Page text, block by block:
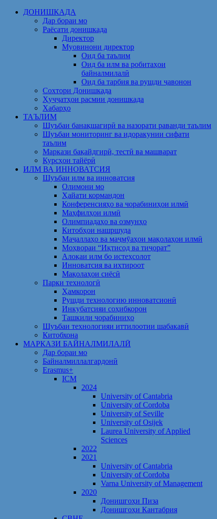
Skip
ДОНИШКАДА
Дар бораи мо
Раёсати донишкада
Директор
Муовинони директор
Оид ба таълим
Оид ба илм ва робитаҳои
байналмилалӣ
Оид ба тарбия ва рушди ҷавонон
Сохтори Донишкада
Ҳуҷҷатҳои расмии донишкада
Хабарҳо
ТАЪЛИМ
Шуъбаи банақшагирӣ ва назорати раванди таълим
Шуъбаи мониторинг ва идоракунии сифати
таълим
Маркази бақайдгирӣ, тестӣ ва машварат
Курсҳои тайёрӣ
ИЛМ ВА ИННОВАТСИЯ
Шуъбаи илм ва инноватсия
Олимони мо
Ҳайати кормандон
Конференсияҳо ва чорабиниҳои илмӣ
Маҳфилҳои илмӣ
Олимпиадаҳо ва озмунҳо
Китобҳои нашршуда
Маҷаллаҳо ва маҷмӯаҳои мақолаҳои илмӣ
Моҳвораи “Иқтисод ва тиҷорат”
Алоқаи илм бо истеҳсолот
Инноватсия ва ихтироот
Мақолаҳои сиёсӣ
Парки технологӣ
Ҳамкорон
Рушди технологию инноватсионӣ
Инкубатсияи соҳибкорон
Ташкили чорабиниҳо
Шуъбаи технологияи иттилоотии шабакавӣ
Китобхона
МАРКАЗИ БАЙНАЛМИЛАЛӢ
Дар бораи мо
Байналмиллалгардонӣ
Erasmus+
ICM
2024
University of Cantabria
University of Cordoba
University of Seville
University of Osijek
Laurea University of Applied
Sciences
2022
2021
University of Cantabria
University of Cordoba
Varna University of Management
2020
Донишгоҳи Пиза
Донишгоҳи Кантабрия